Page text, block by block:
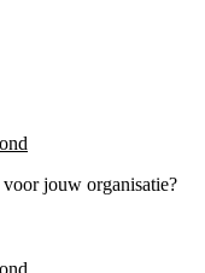
jouw organisatie?